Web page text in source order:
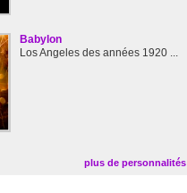
Babylon
Los Angeles des années 1920 ...
plus de personnalités